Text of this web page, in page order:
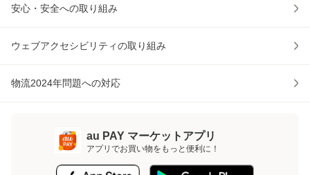
安心・安全への取り組み
ウェブアクセシビリティの取り組み
物流2024年問題への対応
au PAY マーケットアプリ
アプリでお買い物をもっと便利に！